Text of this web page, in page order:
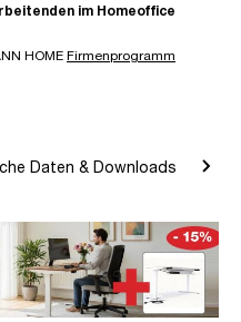
im Homeoffice
HOME Firmenprogramm
Daten & Downloads